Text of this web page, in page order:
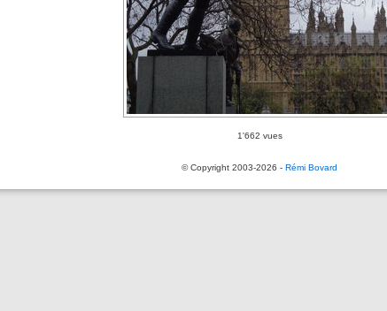
1'662 vues
© Copyright 2003-2026 - Rémi Bovard